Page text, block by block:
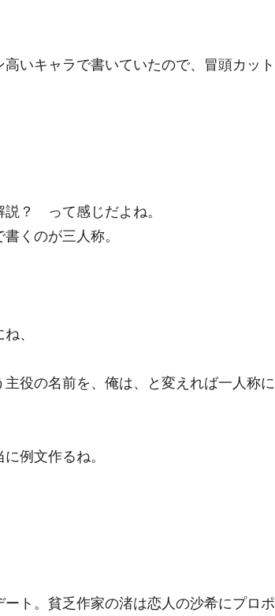
いキャラで書いていたので、冒頭カット
？ って感じだよね。
くのが三人称。
、
役の名前を、俺は、と変えれば一人称に
例文作るね。
ト。貧乏作家の渚は恋人の沙希にプロポ